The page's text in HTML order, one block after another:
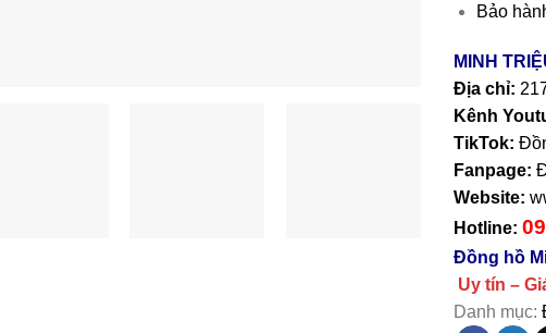
Bảo
MINH
Địa chỉ:
Kênh
TikTok:
Fanpage:
Website:
Hotline:
Đồng hồ
Uy tín –
Danh mục: